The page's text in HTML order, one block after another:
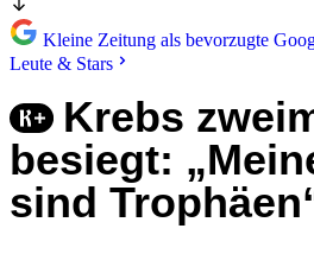
Kleine Zeitung als bevorzugte
Leute & Stars
Krebs
besiegt:
sind